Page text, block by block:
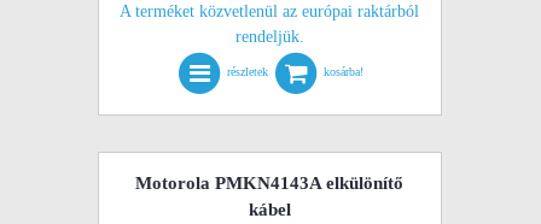
A terméket közvetlenül az európai raktárból
rendeljük.
részletek kosárba!
Motorola PMKN4143A elkülönítő
kábel